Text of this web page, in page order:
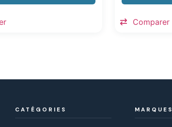
Comparer
CATÉGORIES MARQUES